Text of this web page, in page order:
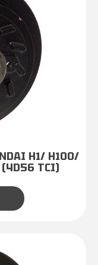
H1/ H100/
TCI)